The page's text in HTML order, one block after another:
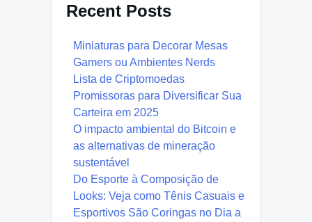
Recent Posts
Miniaturas para Decorar Mesas
Gamers ou Ambientes Nerds
Lista de Criptomoedas
Promissoras para Diversificar Sua
Carteira em 2025
O impacto ambiental do Bitcoin e
as alternativas de mineração
sustentável
Do Esporte à Composição de
Looks: Veja como Tênis Casuais e
Esportivos São Coringas no Dia a